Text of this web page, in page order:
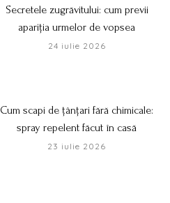
Secretele zugrăvitului: cum previi
apariția urmelor de vopsea
24 iulie 2026
Cum scapi de țânțari fără chimicale:
spray repelent făcut în casă
23 iulie 2026